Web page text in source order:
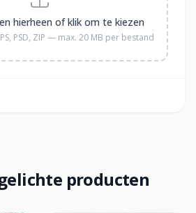
hierheen of klik om te kiezen
PSD, ZIP — max. 20 MB per bestand
producten